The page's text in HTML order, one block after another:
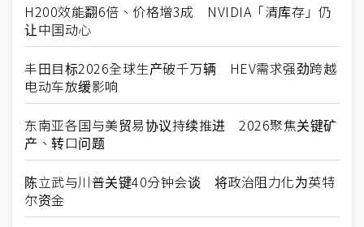
H200效能翻6倍、价格增3成 NVIDIA「清库存」仍
让中国动心
丰田目标2026全球生产破千万辆 HEV需求强劲跨越
电动车放缓影响
东南亚各国与美贸易协议持续推进 2026聚焦关键矿
产、转口问题
陈立武与川普关键40分钟会谈 将政治阻力化为英特
尔资金